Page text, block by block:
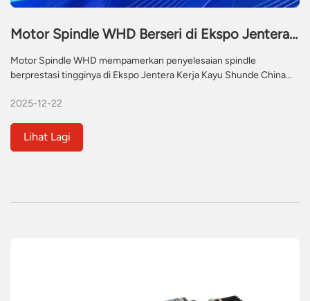
Motor Spindle WHD Berseri di Ekspo Jentera
Kerja Kayu Shunde (Lunjiao) China ke-25
Motor Spindle WHD mempamerkan penyelesaian spindle
berprestasi tingginya di Ekspo Jentera Kerja Kayu Shunde China
disejukkan udara dan disejukkan air, WHD bekerjasama dengan
andal bagi meningkatkan kecekapan jentera CNC dalam kerja kayu
dan pemprosesan bahan komposit.
2025-12-22
Lihat Lagi